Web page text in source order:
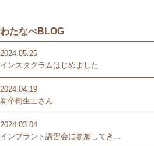
わたなべBLOG
2024.05.25
インスタグラムはじめました
2024.04.19
新卒衛生士さん
2024.03.04
インプラント講習会に参加してき...